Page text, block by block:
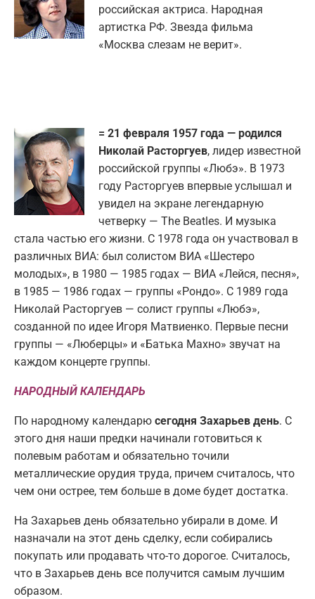
российская актриса. Народная
артистка РФ. Звезда фильма
«Москва слезам не верит».
= 21 февраля 1957 года — родился
Николай Расторгуев, лидер известной
российской группы «Любэ». В 1973
году Расторгуев впервые услышал и
увидел на экране легендарную
четверку — The Beatles. И музыка
стала частью его жизни. С 1978 года он участвовал в
различных ВИА: был солистом ВИА «Шестеро
молодых», в 1980 — 1985 годах — ВИА «Лейся, песня»,
в 1985 — 1986 годах — группы «Рондо». С 1989 года
Николай Расторгуев — солист группы «Любэ»,
созданной по идее Игоря Матвиенко. Первые песни
группы — «Люберцы» и «Батька Махно» звучат на
каждом концерте группы.
НАРОДНЫЙ КАЛЕНДАРЬ
По народному календарю сегодня Захарьев день. С
этого дня наши предки начинали готовиться к
полевым работам и обязательно точили
металлические орудия труда, причем считалось, что
чем они острее, тем больше в доме будет достатка.
На Захарьев день обязательно убирали в доме. И
назначали на этот день сделку, если собирались
покупать или продавать что-то дорогое. Считалось,
что в Захарьев день все получится самым лучшим
образом.